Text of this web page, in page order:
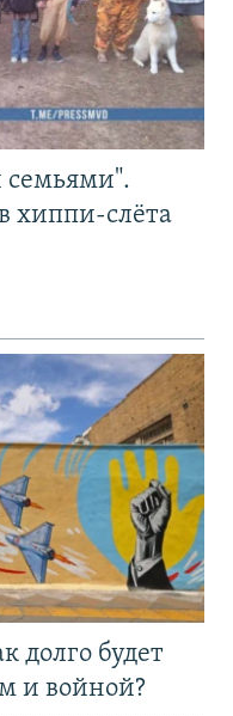
хиппи-слёта
долго будет
и войной?